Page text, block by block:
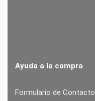
Ayuda a la compra
Formulario de Contacto